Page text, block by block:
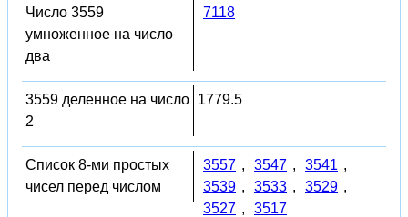
Число 3559
умноженное на число
два
7118
3559 деленное на число
2
1779.5
Список 8-ми простых
чисел перед числом
3557 , 3547 , 3541 ,
3539 , 3533 , 3529 ,
3527 , 3517